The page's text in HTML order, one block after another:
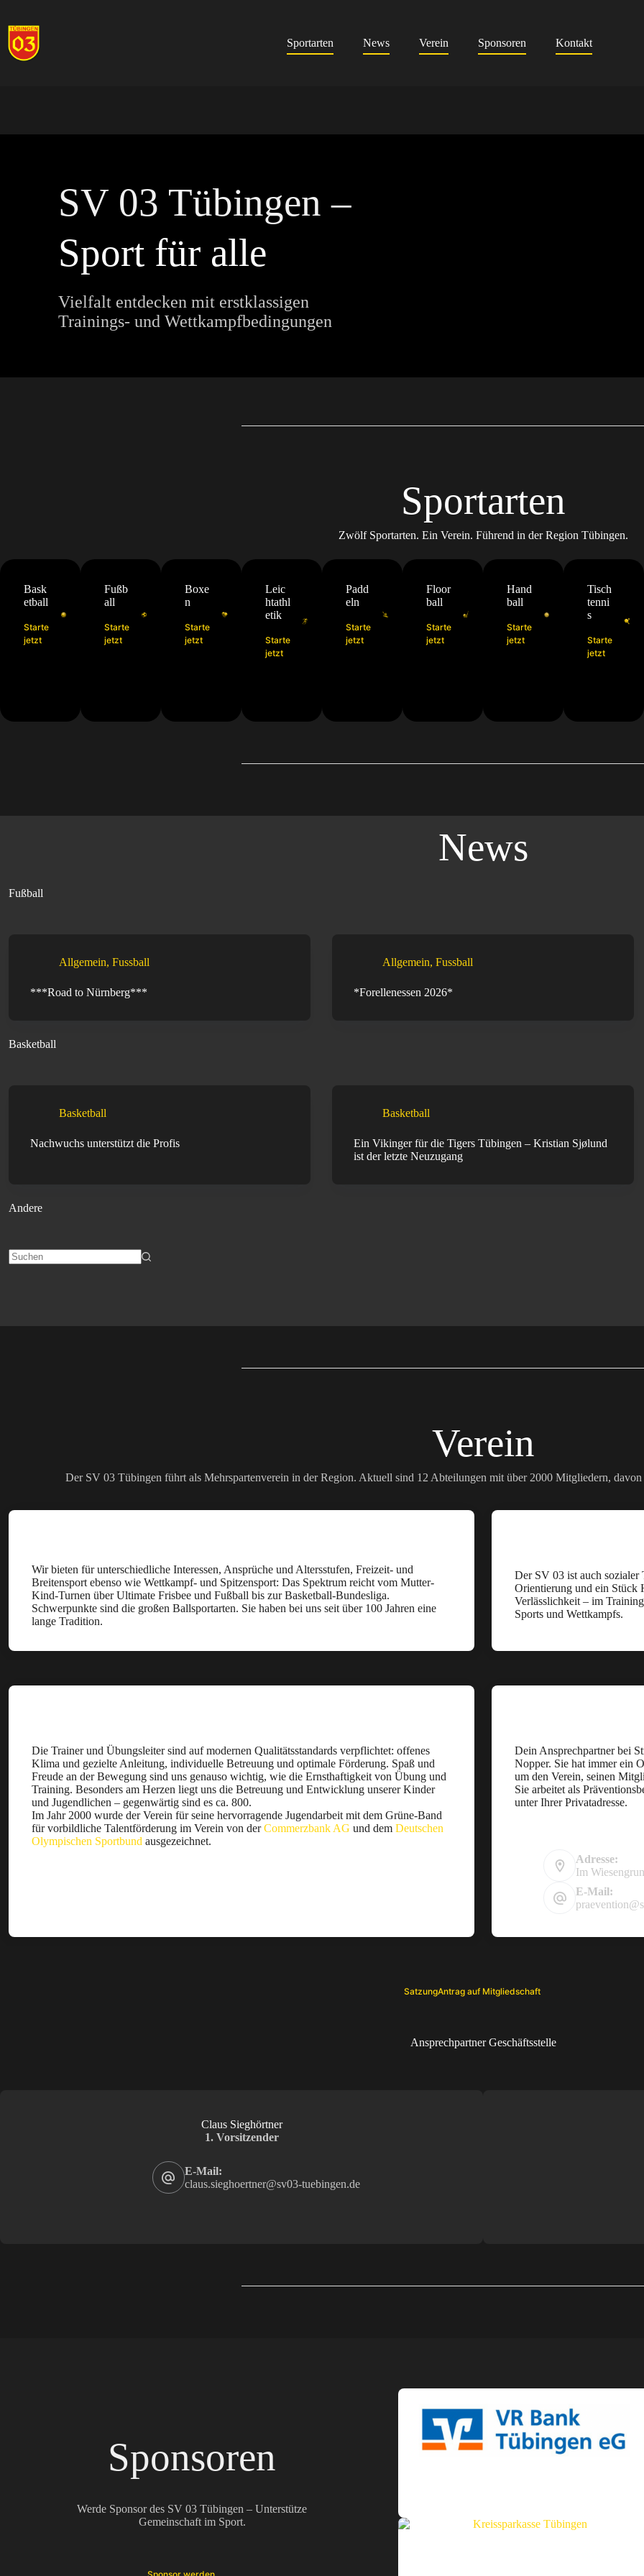
springen
Sportarten
News Verein Sponsoren Kontakt
SV 03 Tübingen –
Sport für alle
Vielfalt entdecken mit erstklassigen
Trainings- und Wettkampfbedingungen
Sportarten
Zwölf Sportarten. Ein Verein. Führend in der Region Tübingen.
Bask
etball
Starte
jetzt
Fußb
all
Starte
jetzt
Boxe
n
Starte
jetzt
Leic
htathl
etik
Starte
jetzt
Padd
eln
Starte
jetzt
Floor
ball
Starte
jetzt
Hand
ball
Starte
jetzt
Tisch
tenni
s
Starte
jetzt
News
Fußball
Allgemein, Fussball
***Road to Nürnberg***
Allgemein, Fussball
*Forellenessen 2026*
Basketball
Basketball
Nachwuchs unterstützt die Profis
Basketball
Ein Vikinger für die Tigers Tübingen – Kristian Sjølund
ist der letzte Neuzugang
Andere
Verein
Der SV 03 Tübingen führt als Mehrspartenverein in der Region. Aktuell sind 12 Abteilungen mit über 2000 Mitgliedern,
Wir bieten für unterschiedliche Interessen, Ansprüche und Altersstufen, Freizeit- und
Breitensport ebenso wie Wettkampf- und Spitzensport: Das Spektrum reicht vom Mutter-
Kind-Turnen über Ultimate Frisbee und Fußball bis zur Basketball-Bundesliga.
Schwerpunkte sind die großen Ballsportarten. Sie haben bei uns seit über 100 Jahren eine
lange Tradition.
Der SV 03 ist auch sozialer
Orientierung und ein Stück
Verlässlichkeit – im
Sports und Wettkampfs.
Die Trainer und Übungsleiter sind auf modernen Qualitätsstandards verpflichtet: offenes
Klima und gezielte Anleitung, individuelle Betreuung und optimale Förderung. Spaß und
Freude an der Bewegung sind uns genauso wichtig, wie die Ernsthaftigkeit von Übung und
Training. Besonders am Herzen liegt uns die Betreuung und Entwicklung unserer Kinder
und Jugendlichen – gegenwärtig sind es ca. 800.
Im Jahr 2000 wurde der Verein für seine hervorragende Jugendarbeit mit dem Grüne-Band
für vorbildliche Talentförderung im Verein von derCommerzbank AG und dem Deutschen
Olympischen Sportbund ausgezeichnet.
Dein Ansprechpartner bei
Nopper. Sie hat immer ein
um den Verein, seinen
Sie arbeitet als
unter Ihrer Privatadresse.
Adresse:
Im
E-Mail:
SatzungAntrag auf Mitgliedschaft
Ansprechpartner Geschäftsstelle
Claus Sieghörtner
1. Vorsitzender
E-Mail:
claus.sieghoertner@sv03-tuebingen.de
Sponsoren
Werde Sponsor des SV 03 Tübingen – Unterstütze
Gemeinschaft im Sport.